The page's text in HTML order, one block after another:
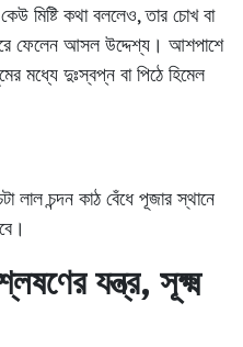
মিষ্টি কথা বললেও, তার চোখ বা
ফেলেন আসল উদ্দেশ্য। আশপাশে
মধ্যে দুঃস্বপ্ন বা পিঠে হিমেল
লাল চন্দন কাঠ বেঁধে পূজার স্থানে
যন্ত্র, সূক্ষ্ম